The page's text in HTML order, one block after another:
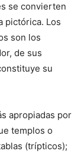
se convierten
pictórica. Los
son los
de sus
su
apropiadas por
templos o
(trípticos);